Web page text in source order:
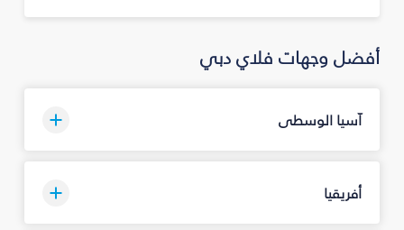
أفضل وجهات فلاي دبي
آسيا الوسطى
أفريقيا